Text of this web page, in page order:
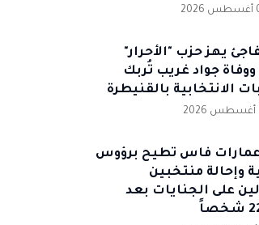
يهز حزب "الأحرار"
ووفاة جواد غريب تُربك
الانتخابية بالقنيطرة
فاس تطيح برؤوس
وإحالة منتخبين
على الجنايات بعد